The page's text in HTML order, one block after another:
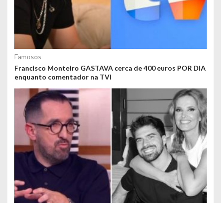
Famosos
Francisco Monteiro GASTAVA cerca de 400 euros POR DIA
enquanto comentador na TVI